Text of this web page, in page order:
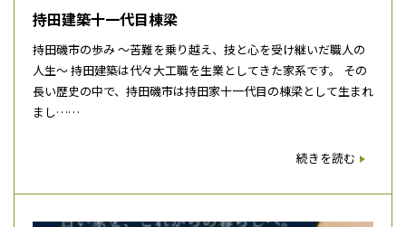
持田建築十一代目棟梁
持田磯市の歩み ～苦難を乗り越え、技と心を受け継いだ職人の
人生～ 持田建築は代々大工職を生業としてきた家系です。 その
長い歴史の中で、持田磯市は持田家十一代目の棟梁として生まれ
まし……
続きを読む